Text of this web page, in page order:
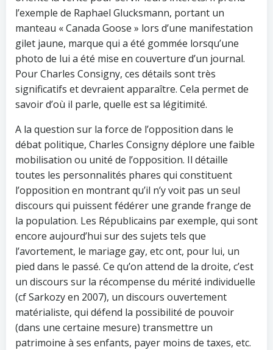
l’exemple de Raphael Glucksmann, portant un
manteau « Canada Goose » lors d’une manifestation
gilet jaune, marque qui a été gommée lorsqu’une
photo de lui a été mise en couverture d’un journal.
Pour Charles Consigny, ces détails sont très
significatifs et devraient apparaître. Cela permet de
savoir d’où il parle, quelle est sa légitimité.
A la question sur la force de l’opposition dans le
débat politique, Charles Consigny déplore une faible
mobilisation ou unité de l’opposition. Il détaille
toutes les personnalités phares qui constituent
l’opposition en montrant qu’il n’y voit pas un seul
discours qui puissent fédérer une grande frange de
la population. Les Républicains par exemple, qui sont
encore aujourd’hui sur des sujets tels que
l’avortement, le mariage gay, etc ont, pour lui, un
pied dans le passé. Ce qu’on attend de la droite, c’est
un discours sur la récompense du mérité individuelle
(cf Sarkozy en 2007), un discours ouvertement
matérialiste, qui défend la possibilité de pouvoir
(dans une certaine mesure) transmettre un
patrimoine à ses enfants, payer moins de taxes, etc.